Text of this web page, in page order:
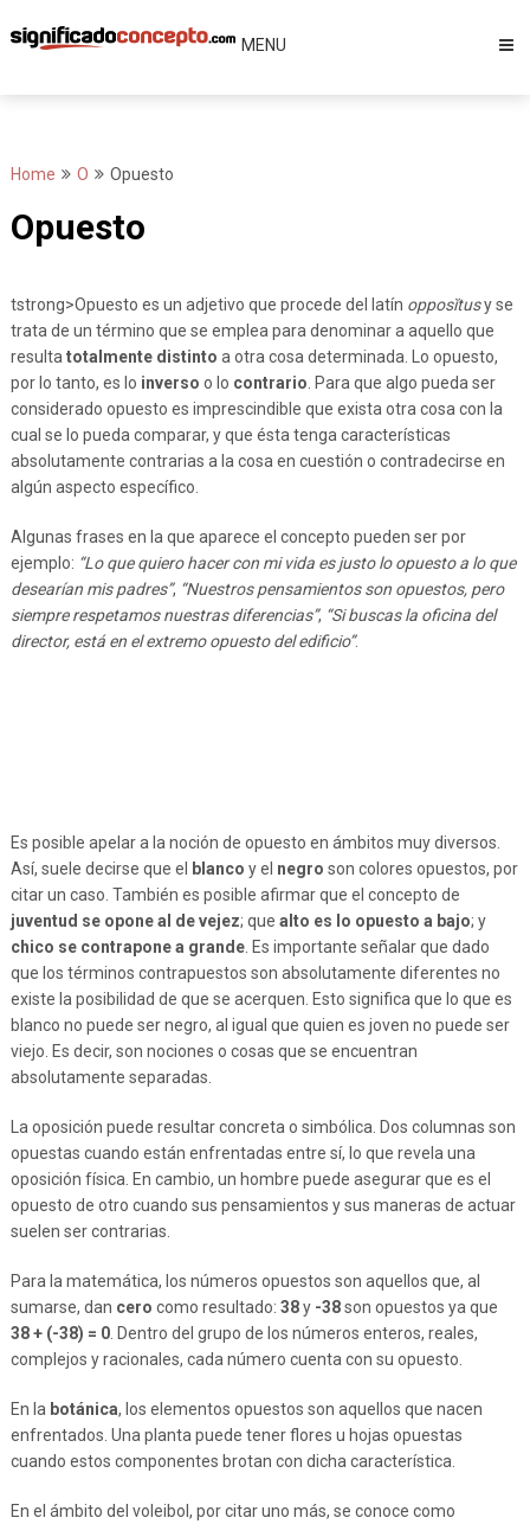
to
MENU
Home O Opuesto
Opuesto
tstrong>Opuesto es un adjetivo que procede del latín opposĭtusy se
trata de un término que se emplea para denominar a aquello que
resulta totalmente distinto a otra cosa determinada. Lo opuesto,
por lo tanto, es lo inverso o lo contrario . Para que algo pueda ser
considerado opuesto es imprescindible que exista otra cosa con la
cual se lo pueda comparar, y que ésta tenga características
absolutamente contrarias a la cosa en cuestión o contradecirse en
algún aspecto específico.
Algunas frases en la que aparece el concepto pueden ser por
ejemplo: “Lo que quiero hacer con mi vida es justo lo opuesto a lo que
desearían mis padres”, “Nuestros pensamientos son opuestos, pero
siempre respetamos nuestras diferencias”, “Si buscas la oficina del
director, está en el extremo opuesto del edificio”.
Es posible apelar a la noción de opuesto en ámbitos muy diversos.
Así, suele decirse que el
blanco y el negro son colores opuestos, por
citar un caso. También es posible afirmar que el concepto de
juventud se opone al de vejez; que alto es lo opuesto a bajo; y
chico se contrapone a grande. Es importante señalar que dado
que los términos contrapuestos son absolutamente diferentes no
existe la posibilidad de que se acerquen. Esto significa que lo que es
blanco no puede ser negro, al igual que quien es joven no puede ser
viejo. Es decir, son nociones o cosas que se encuentran
absolutamente separadas.
La oposición puede resultar concreta o simbólica. Dos columnas son
opuestas cuando están enfrentadas entre sí, lo que revela una
oposición física. En cambio, un hombre puede asegurar que es el
opuesto de otro cuando sus pensamientos y sus maneras de actuar
suelen ser contrarias.
Para la matemática, los números opuestos son aquellos que, al
sumarse, dan cero como resultado: 38y -38son opuestos ya que
38 + (-38) = 0. Dentro del grupo de los números enteros, reales,
complejos y racionales, cada número cuenta con su opuesto.
En la botánica, los elementos opuestos son aquellos que nacen
enfrentados. Una planta puede tener flores u hojas opuestas
cuando estos componentes brotan con dicha característica.
En el ámbito del voleibol, por citar uno más, se conoce como